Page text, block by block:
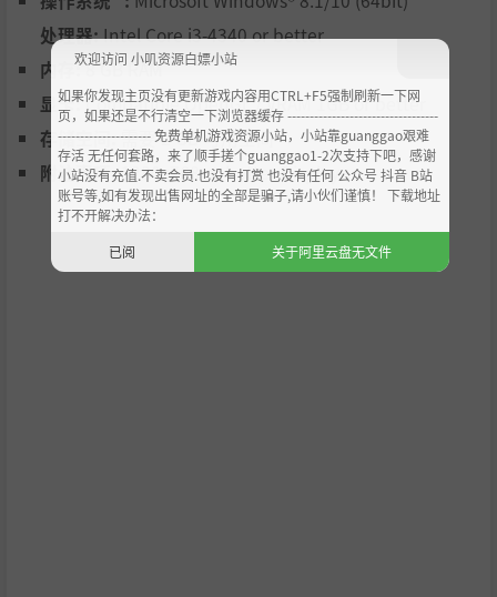
处理器:Intel Core i3-4340 or better
内存:8 GB RAM
显卡:Compatible OpenGL / VRAM 1GB or better
存储空间:需要 2 GB 可用空间
附注事项:1280x768 or better Display
欢迎访问 小叽资源白嫖小站
如果你发现主页没有更新游戏内容用CTRL+F5强制刷新一下网
页，如果还是不行清空一下浏览器缓存 ----------------------------------
--------------------- 免费单机游戏资源小站，小站靠guanggao艰难
存活 无任何套路，来了顺手搓个guanggao1-2次支持下吧，感谢
小站没有充值.不卖会员.也没有打赏 也没有任何 公众号 抖音 B站
账号等,如有发现出售网址的全部是骗子,请小伙们谨慎！ 下载地址
打不开解决办法：
已阅
关于阿里云盘无文件